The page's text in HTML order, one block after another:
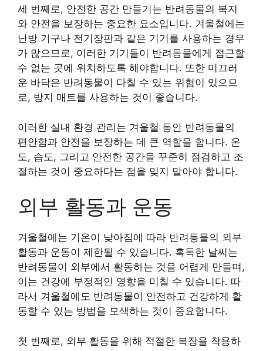
세 번째로, 안전한 공간 만들기는 반려동물의 복지
와 안전을 보장하는 중요한 요소입니다. 겨울철에는
난방 기구나 전기장판과 같은 기기를 사용하는 경우
가 많으므로, 이러한 기기들이 반려동물에게 접근할
수 없는 곳에 위치하도록 해야합니다. 또한 미끄러
운 바닥은 반려동물이 다칠 수 있는 위험이 있으므
로, 방지 매트를 사용하는 것이 좋습니다.
이러한 실내 환경 관리는 겨울철 동안 반려동물의
편안함과 안전을 보장하는 데 큰 역할을 합니다. 온
도, 습도, 그리고 안전한 공간을 꾸준히 점검하고 조
절하는 것이 중요하다는 점을 잊지 말아야 합니다.
외부 활동과 운동
겨울철에는 기온이 낮아짐에 따라 반려동물의 외부
활동과 운동이 제한될 수 있습니다. 혹독한 날씨는
반려동물이 외부에서 활동하는 것을 어렵게 만들며,
이는 건강에 부정적인 영향을 미칠 수 있습니다. 따
라서 겨울철에도 반려동물이 안전하고 건강하게 활
동할 수 있는 방법을 모색하는 것이 중요합니다.
첫 번째로, 외부 활동을 위해 적절한 복장을 착용하